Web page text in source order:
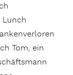
Lunch
Tom, ein